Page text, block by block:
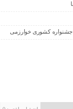
کشوری خوارزمی